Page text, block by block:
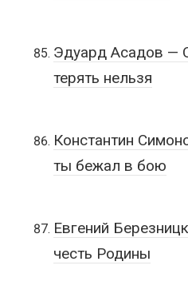
Эдуард Асадов —
терять нельзя
Константин
ты бежал в бою
Евгений
честь Родины